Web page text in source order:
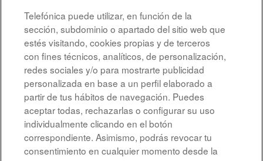
Resultados
Aviso legal
Telefónica puede utilizar, en función de la
sección, subdominio o apartado del sitio web que
estés visitando, cookies propias y de terceros
con fines técnicos, analíticos, de personalización,
redes sociales y/o para mostrarte publicidad
personalizada en base a un perfil elaborado a
partir de tus hábitos de navegación. Puedes
aceptar todas, rechazarlas o configurar su uso
individualmente clicando en el botón
correspondiente. Asimismo, podrás revocar tu
consentimiento en cualquier momento desde la